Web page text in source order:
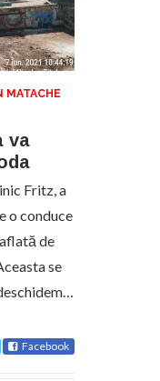
MATACHE
va
Fritz, a
o conduce
de
se
Facebook